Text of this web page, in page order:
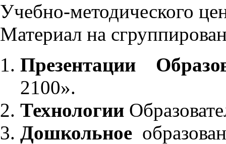
Учебно-методического
Материал на
Презентации
2100».
Технологии
Дошкольное